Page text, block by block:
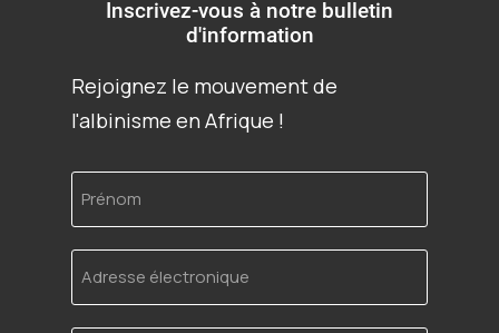
Inscrivez-vous à notre bulletin
d'information
Rejoignez le mouvement de
l'albinisme en Afrique !
Prénom
Adresse
électronique